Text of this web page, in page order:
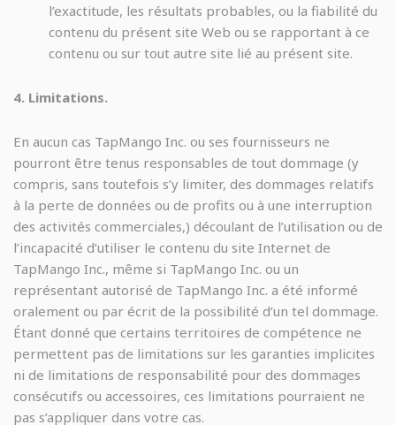
l’exactitude, les résultats probables, ou la fiabilité du
contenu du présent site Web ou se rapportant à ce
contenu ou sur tout autre site lié au présent site.
4. Limitations.
En aucun cas TapMango Inc. ou ses fournisseurs ne
pourront être tenus responsables de tout dommage (y
compris, sans toutefois s’y limiter, des dommages relatifs
à la perte de données ou de profits ou à une interruption
des activités commerciales,) découlant de l’utilisation ou de
l’incapacité d’utiliser le contenu du site Internet de
TapMango Inc., même si TapMango Inc. ou un
représentant autorisé de TapMango Inc. a été informé
oralement ou par écrit de la possibilité d’un tel dommage.
Étant donné que certains territoires de compétence ne
permettent pas de limitations sur les garanties implicites
ni de limitations de responsabilité pour des dommages
consécutifs ou accessoires, ces limitations pourraient ne
pas s’appliquer dans votre cas.